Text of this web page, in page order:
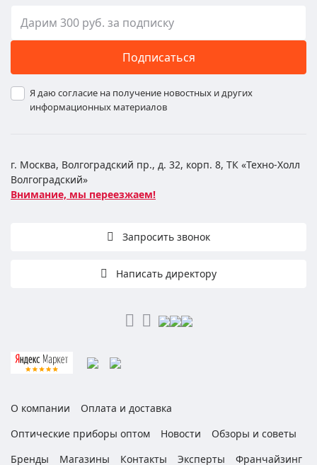
Подписаться
Я даю согласие на получение новостных и других
информационных материалов
г. Москва, Волгоградский пр., д. 32, корп. 8, ТК «Техно-Холл
Волгоградский»
Внимание, мы переезжаем!
Запросить звонок
Написать директору
О компании
Оплата и доставка
Оптические приборы оптом
Новости
Обзоры и советы
Бренды
Магазины Контакты Эксперты Франчайзинг